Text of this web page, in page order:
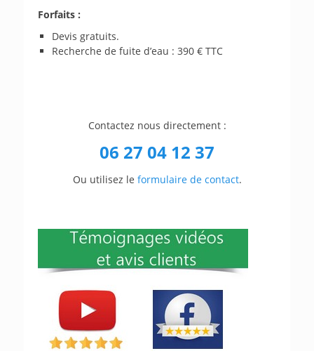
Forfaits :
Devis gratuits.
Recherche de fuite d’eau : 390 € TTC
Contactez nous directement :
06 27 04 12 37
Ou utilisez le formulaire de contact.